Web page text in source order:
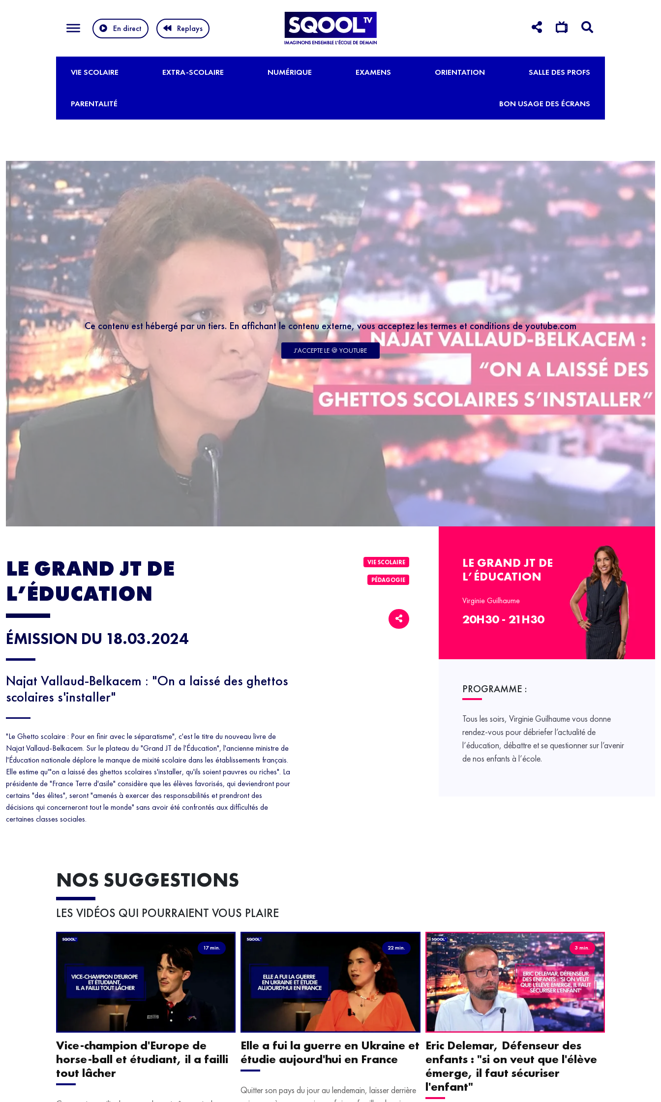
En direct Replays
VIE SCOLAIRE EXTRA-SCOLAIRE NUMÉRIQUE EXAMENS ORIENTATION SALLE DES PROFS
PARENTALITÉ BON USAGE DES ÉCRANS
Ce contenu est hébergé par un tiers. En affichant le contenu externe, vous acceptez les termes et conditions de youtube.com
J'ACCEPTE LE 🍪 YOUTUBE
LE GRAND JT DE
L’ÉDUCATION
ÉMISSION DU 18.03.2024
Najat Vallaud-Belkacem : "On a laissé des ghettos
scolaires s'installer"
"Le Ghetto scolaire : Pour en finir avec le séparatisme", c'est le titre du nouveau livre de
Najat Vallaud-Belkacem. Sur le plateau du "Grand JT de l'Éducation", l'ancienne ministre de
l'Éducation nationale déplore le manque de mixité scolaire dans les établissements français.
Elle estime qu'"on a laissé des ghettos scolaires s'installer, qu'ils soient pauvres ou riches". La
présidente de "France Terre d'asile" considère que les élèves favorisés, qui deviendront pour
certains "des élites", seront "amenés à exercer des responsabilités et prendront des
décisions qui concerneront tout le monde" sans avoir été confrontés aux difficultés de
certaines classes sociales.
VIE SCOLAIRE
PÉDAGOGIE
LE GRAND JT DE
L’ÉDUCATION
Virginie Guilhaume
20H30 - 21H30
PROGRAMME :
Tous les soirs, Virginie Guilhaume vous donne
rendez-vous pour débriefer l’actualité de
l’éducation, débattre et se questionner sur l’avenir
de nos enfants à l’école.
NOS SUGGESTIONS
LES VIDÉOS QUI POURRAIENT VOUS PLAIRE
17 min.
Vice-champion d'Europe de
horse-ball et étudiant, il a failli
tout lâcher
22 min.
Elle a fui la guerre en Ukraine et
étudie aujourd'hui en France
Quitter son pays du jour au lendemain, laisser derrière
3 min.
Eric Delemar, Défenseur des
enfants : "si on veut que l'élève
émerge, il faut sécuriser
l'enfant"